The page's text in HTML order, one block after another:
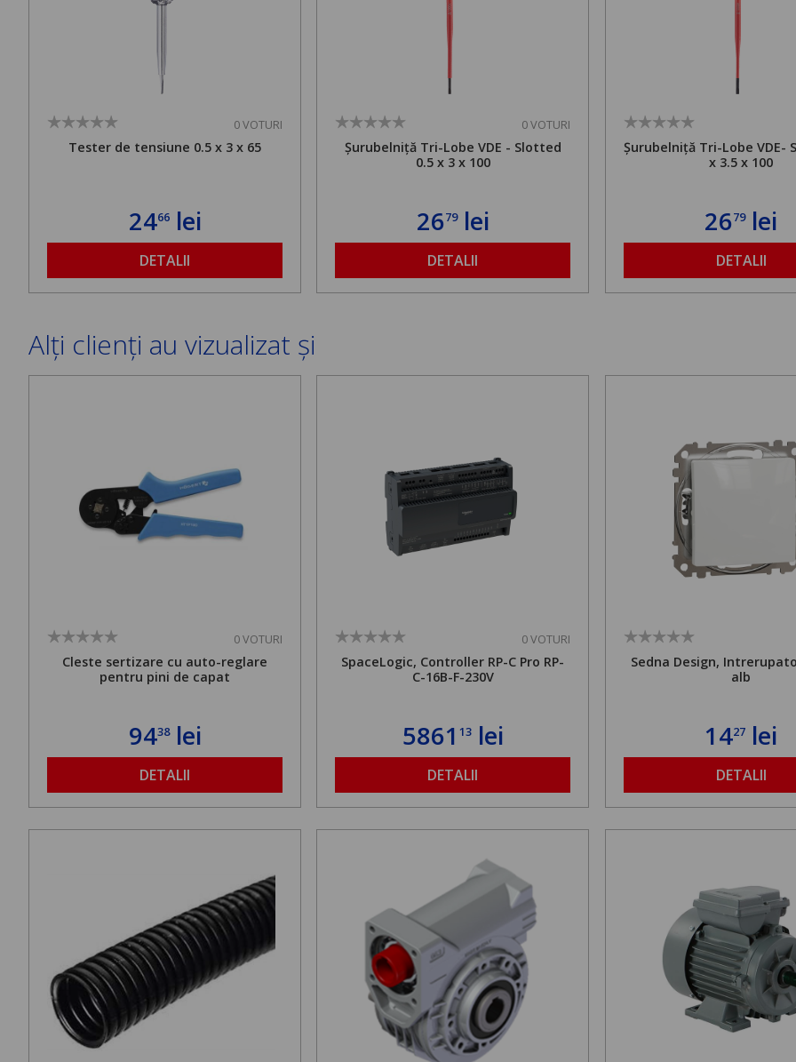
0 VOTURI
Tester de tensiune 0.5 x 3 x 65
2466lei
DETALII
0 VOTURI
Șurubelniță Tri-Lobe VDE - Slotted
0.5 x 3 x 100
2679lei
DETALII
Șurubelniță Tri-Lobe VDE-
x 3.5 x 100
2679lei
DETALII
Alți clienți au vizualizat și
0 VOTURI
Cleste sertizare cu auto-reglare
pentru pini de capat
9438lei
DETALII
0 VOTURI
SpaceLogic, Controller RP-C Pro RP-
C-16B-F-230V
5861 13lei
DETALII
Sedna Design,
alb
1427 lei
DETALII